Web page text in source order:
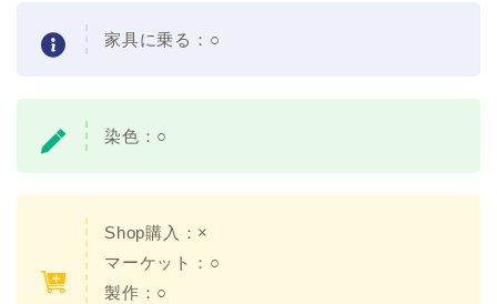
家具に乗る： ○
染色： ○
Shop購入：×
マーケット：○
製作：○